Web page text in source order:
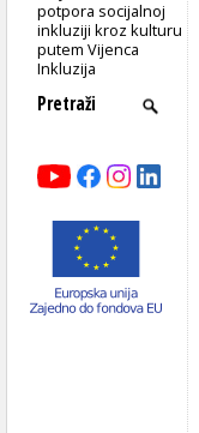
potpora socijalnoj
inkluziji kroz kulturu
putem Vijenca
Inkluzija